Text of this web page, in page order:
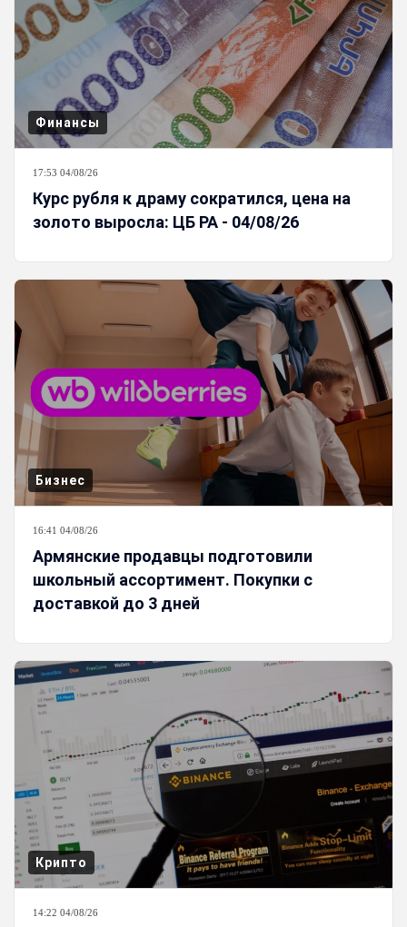
Финансы
17:53 04/08/26
Курс рубля к драму сократился, цена на
золото выросла: ЦБ РА - 04/08/26
Бизнес
16:41 04/08/26
Армянские продавцы подготовили
школьный ассортимент. Покупки с
доставкой до 3 дней
Крипто
14:22 04/08/26